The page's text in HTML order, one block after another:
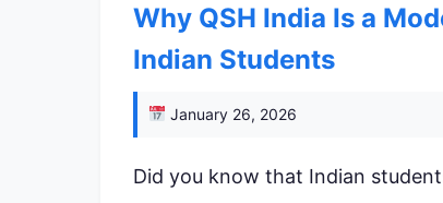
Why QSH India Is a
Indian Students
January 26, 2026
Did you know that Indian